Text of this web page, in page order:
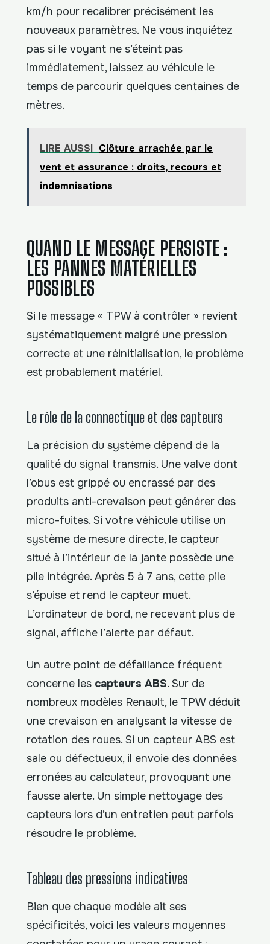
km/h pour recalibrer précisément les
nouveaux paramètres. Ne vous inquiétez
pas si le voyant ne s’éteint pas
immédiatement, laissez au véhicule le
temps de parcourir quelques centaines de
mètres.
LIRE AUSSI Clôture arrachée par le
vent et assurance : droits, recours et
indemnisations
QUAND LE MESSAGE PERSISTE :
LES PANNES MATÉRIELLES
POSSIBLES
Si le message « TPW à contrôler » revient
systématiquement malgré une pression
correcte et une réinitialisation, le problème
est probablement matériel.
Le rôle de la connectique et des capteurs
La précision du système dépend de la
qualité du signal transmis. Une valve dont
l’obus est grippé ou encrassé par des
produits anti-crevaison peut générer des
micro-fuites. Si votre véhicule utilise un
système de mesure directe, le capteur
situé à l’intérieur de la jante possède une
pile intégrée. Après 5 à 7 ans, cette pile
s’épuise et rend le capteur muet.
L’ordinateur de bord, ne recevant plus de
signal, affiche l’alerte par défaut.
Un autre point de défaillance fréquent
concerne les capteurs ABS. Sur de
nombreux modèles Renault, le TPW déduit
une crevaison en analysant la vitesse de
rotation des roues. Si un capteur ABS est
sale ou défectueux, il envoie des données
erronées au calculateur, provoquant une
fausse alerte. Un simple nettoyage des
capteurs lors d’un entretien peut parfois
résoudre le problème.
Tableau des pressions indicatives
Bien que chaque modèle ait ses
spécificités, voici les valeurs moyennes